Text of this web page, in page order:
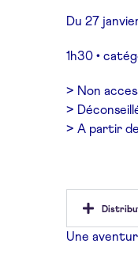
Du 27
1h30 •
> Non
>
> A partir de
Une